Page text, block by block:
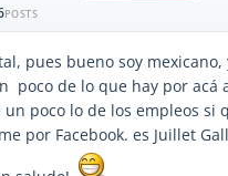
POSTS
pues bueno soy mexicano,
poco de lo que hay por acá
poco lo de los empleos si
por Facebook. es Juillet